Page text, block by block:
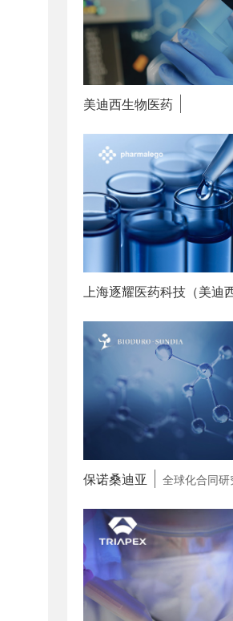
美迪西生物医药
保诺桑迪亚 全球化合同研究、开发和生产一体